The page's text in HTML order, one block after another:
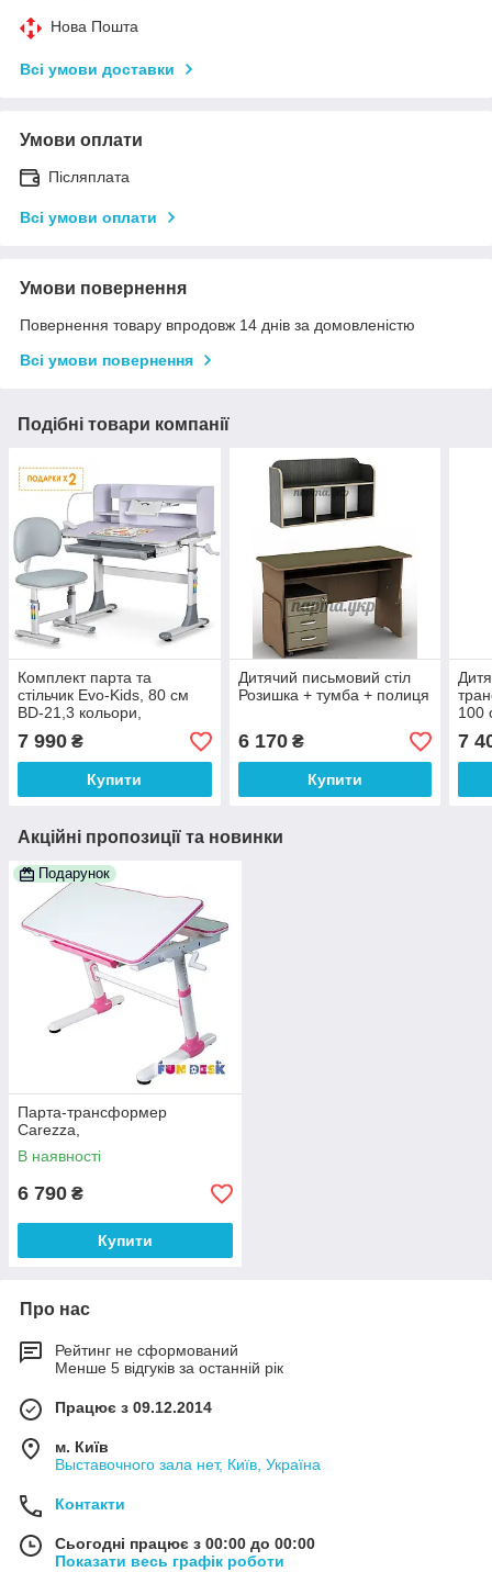
Нова Пошта
Всі умови доставки
Умови оплати
Післяплата
Всі умови оплати
Умови повернення
Повернення товару впродовж 14 днів за домовленістю
Всі умови повернення
Подібні товари компанії
Комплект парта та
стільчик Evo-Kids, 80 см
BD-21,3 кольори,
регулювання глибини
7 990 ₴
Купити
Дитячий письмовий стіл
Розишка + тумба + полиця
6 170₴
Купити
100
7
Акційні пропозиції та новинки
Подарунок
Парта-трансформер
Carezza,
В наявності
6 790 ₴
Купити
Про нас
Рейтинг не сформований
Менше 5 відгуків за останній рік
Працює з 09.12.2014
м. Київ
Выставочного зала нет, Київ, Україна
Контакти
Сьогодні працює з 00:00 до 00:00
Показати весь графік роботи